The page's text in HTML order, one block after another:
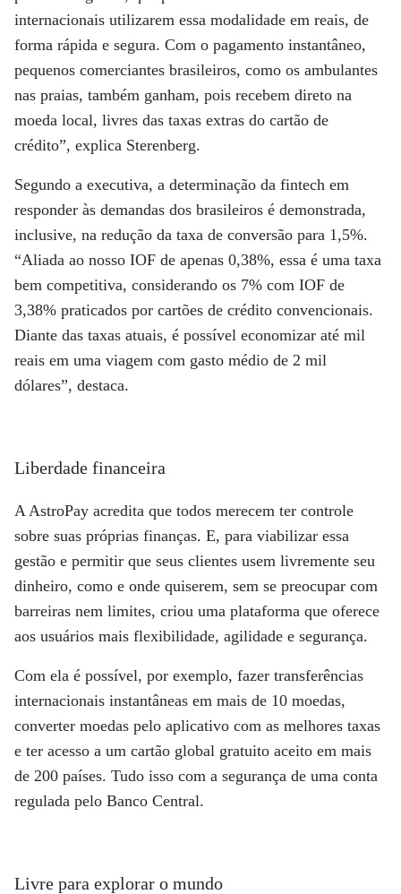
internacionais utilizarem essa modalidade em reais, de
forma rápida e segura. Com o pagamento instantâneo,
pequenos comerciantes brasileiros, como os ambulantes
nas praias, também ganham, pois recebem direto na
moeda local, livres das taxas extras do cartão de
crédito”, explica Sterenberg.
Segundo a executiva, a determinação da fintech em
responder às demandas dos brasileiros é demonstrada,
inclusive, na redução da taxa de conversão para 1,5%.
“Aliada ao nosso IOF de apenas 0,38%, essa é uma taxa
bem competitiva, considerando os 7% com IOF de
3,38% praticados por cartões de crédito convencionais.
Diante das taxas atuais, é possível economizar até mil
reais em uma viagem com gasto médio de 2 mil
dólares”, destaca.
Liberdade financeira
A AstroPay acredita que todos merecem ter controle
sobre suas próprias finanças. E, para viabilizar essa
gestão e permitir que seus clientes usem livremente seu
dinheiro, como e onde quiserem, sem se preocupar com
barreiras nem limites, criou uma plataforma que oferece
aos usuários mais flexibilidade, agilidade e segurança.
Com ela é possível, por exemplo, fazer transferências
internacionais instantâneas em mais de 10 moedas,
converter moedas pelo aplicativo com as melhores taxas
e ter acesso a um cartão global gratuito aceito em mais
de 200 países. Tudo isso com a segurança de uma conta
regulada pelo Banco Central.
Livre para explorar o mundo